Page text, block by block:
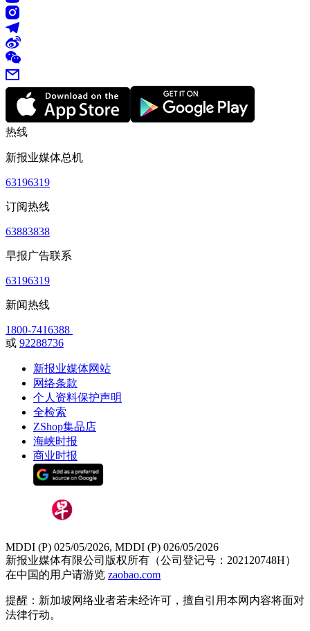
热线
新报业媒体总机
63196319
订阅热线
63883838
早报广告联系
63196319
新闻热线
1800-7416388
或 92288736
新报业媒体网站
网络条款
个人资料保护声明
全检索
ZShop集品店
海峡时报
商业时报
MDDI (P) 025/05/2026, MDDI (P) 026/05/2026
新报业媒体有限公司版权所有（公司登记号：202120748H）
在中国的用户请游览 zaobao.com
提醒：新加坡网络业者若未经许可，擅自引用本网内容将面对
法律行动。